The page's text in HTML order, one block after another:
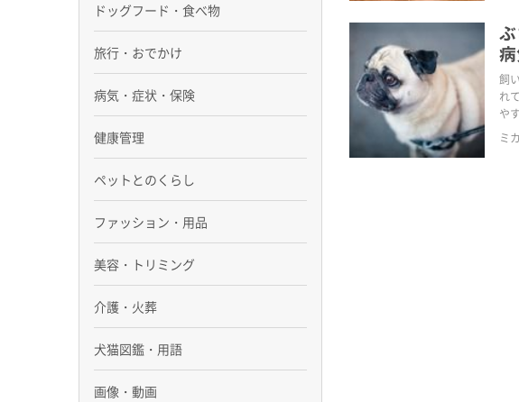
飼
れ
や
ミカ
ドッグフード・食べ物
旅行・おでかけ
病気・症状・保険
健康管理
ペットとのくらし
ファッション・用品
美容・トリミング
介護・火葬
犬猫図鑑・用語
画像・動画